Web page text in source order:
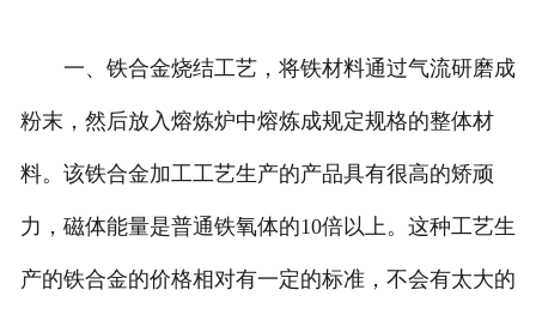
一、铁合金烧结工艺，将铁材料通过气流研磨成
粉末，然后放入熔炼炉中熔炼成规定规格的整体材
料。该铁合金加工工艺生产的产品具有很高的矫顽
力，磁体能量是普通铁氧体的10倍以上。这种工艺生
产的铁合金的价格相对有一定的标准，不会有太大的